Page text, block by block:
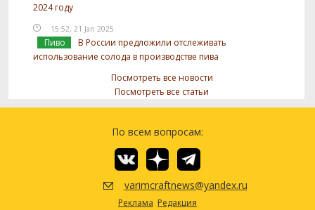
2024 году
15:52, 21 Jan 2025
Пиво
В России предложили отслеживать
использование солода в производстве пива
Посмотреть все новости
Посмотреть все статьи
По всем вопросам:
varimcraftnews@yandex.ru
Реклама Редакция